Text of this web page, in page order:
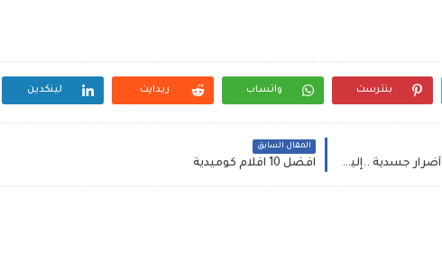
بنترست واتساب ريدايت لينكدين
اغلبنا يرتكب أخطاء صحية قد تؤدي إلى أضرار جسدية ..إليك بعض الأخطاء التي نقوم بها في رمضان !...
المقال السابق
افضل 10 افلام كوميدية